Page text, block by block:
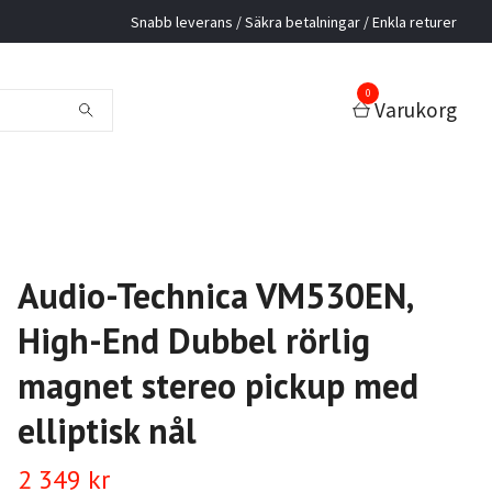
Snabb leverans / Säkra betalningar / Enkla returer
0
Varukorg
Audio-Technica VM530EN,
High-End Dubbel rörlig
magnet stereo pickup med
elliptisk nål
2 349 kr